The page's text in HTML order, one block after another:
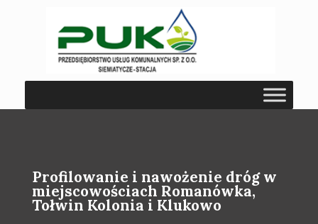
Profilowanie i nawożenie dróg w
miejscowościach Romanówka,
Tołwin Kolonia i Klukowo